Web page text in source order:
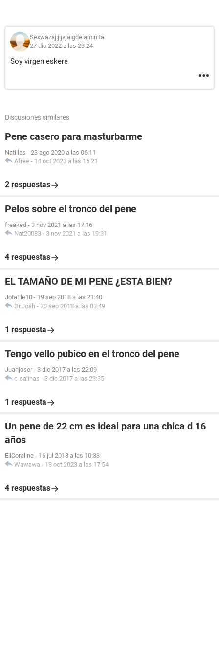
Sexwazajijijajaigdelaminita
27 dic 2022 a las 23:24
Soy virgen eskere
Discusiones similares
Pene casero para masturbarme
Natillas - 23 ago 2020 a las 06:11
Afree - 14 oct 2023 a las 15:21
2 respuestas
Pelos sobre el tronco del pene
freaked - 3 nov 2021 a las 17:16
Nat20083 - 3 nov 2021 a las 19:31
4 respuestas
EL TAMAÑO DE MI PENE ¿ESTA BIEN?
JotaEle10 - 19 sep 2018 a las 21:40
Dr.Josh - 20 sep 2018 a las 03:49
1 respuesta
Tengo vello pubico en el tronco del pene
Juanjoser - 3 dic 2017 a las 22:09
c-salinas - 3 dic 2017 a las 23:35
1 respuesta
Un pene de 22 cm es ideal para una chica d 16
años
EliCoraline - 16 jul 2018 a las 10:33
Wawawa - 18 oct 2023 a las 17:54
4 respuestas